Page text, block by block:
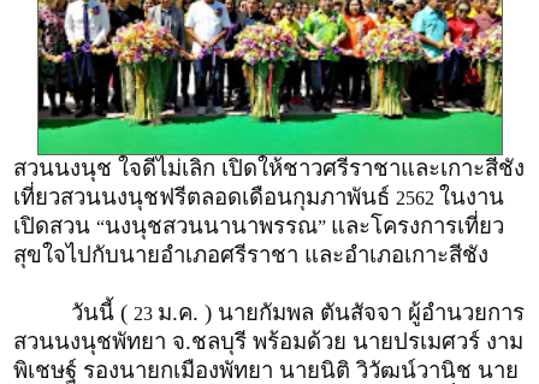
สวนนงนุช ใจดีไม่เลิก เปิดให้ชาวศรีราชาและเกาะสีชัง
เที่ยวสวนนงนุชฟรีตลอดเดือนกุมภาพันธ์ 2562 ในงาน
เปิดสวน “นงนุชสวนนานาพรรณ” และโครงการเที่ยว
สุขใจไปกับนายอำเภอศรีราชา และอำเภอเกาะสีชัง
วันนี้ ( 23 ม.ค. ) นายกัมพล ตันสัจจา ผู้อำนวยการ
สวนนงนุชพัทยา จ.ชลบุรี พร้อมด้วย นายปรเมศวร์ งาม
พิเชษฐ์ รองนายกเมืองพัทยา นายนิติ วิวัฒน์วานิช นาย